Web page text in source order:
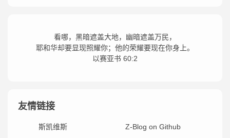
看哪，黑暗遮盖大地，幽暗遮盖万民，
耶和华却要显现照耀你；他的荣耀要现在你身上。
以赛亚书 60:2
友情链接
斯凯维斯 Z-Blog on Github